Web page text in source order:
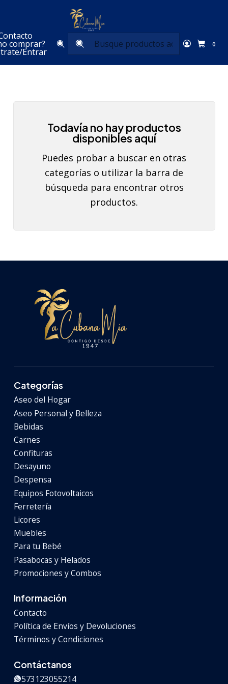
comprar?
Entrar
0
Inicio
Carne de Pollo
Todavía no hay productos
disponibles aquí
Puedes probar a buscar en otras
categorías o utilizar la barra de
búsqueda para encontrar otros
productos.
Categorías
Aseo del Hogar
Aseo Personal y Belleza
Bebidas
Carnes
Confituras
Desayuno
Despensa
Equipos Fotovoltaicos
Ferretería
Licores
Muebles
Para tu Bebé
Pasabocas y Helados
Promociones y Combos
Información
Contacto
Política de Envíos y Devoluciones
Términos y Condiciones
Contáctanos
573123055214